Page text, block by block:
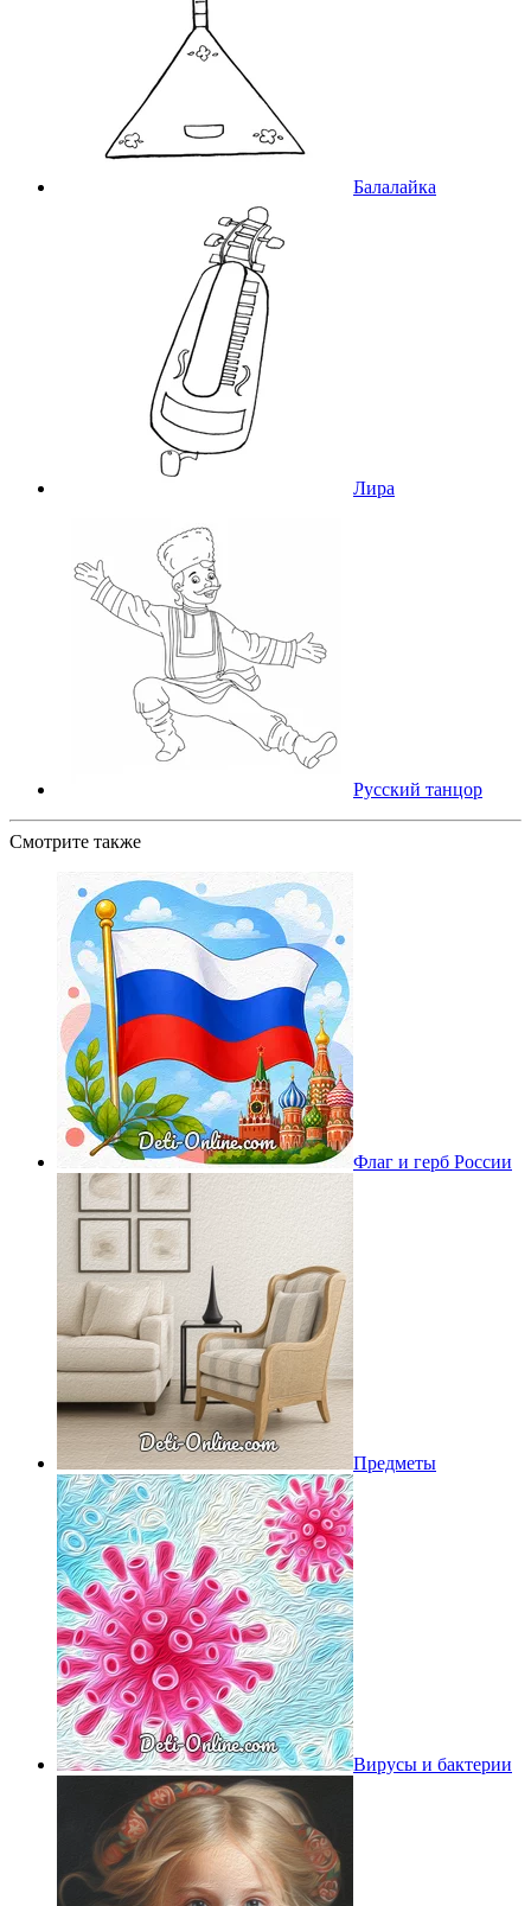
Балалайка
Лира
Русский танцор
Смотрите также
Флаг и герб России
Предметы
Вирусы и бактерии